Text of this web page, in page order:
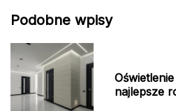
Podobne wpisy
najlepsze